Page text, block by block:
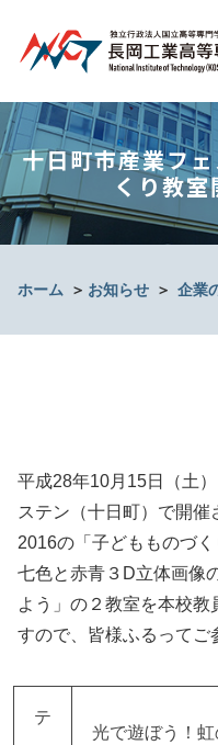
十日町市産業フ
くり教
ホーム ＞ お知らせ ＞ 企業
平成28年10月15日（土
ステン（十日町）で開催
2016の「子どもものづ
七色と赤青３D立体画像
よう」の２教室を本校
すので、皆様ふるってご
テ
光で遊ぼう！